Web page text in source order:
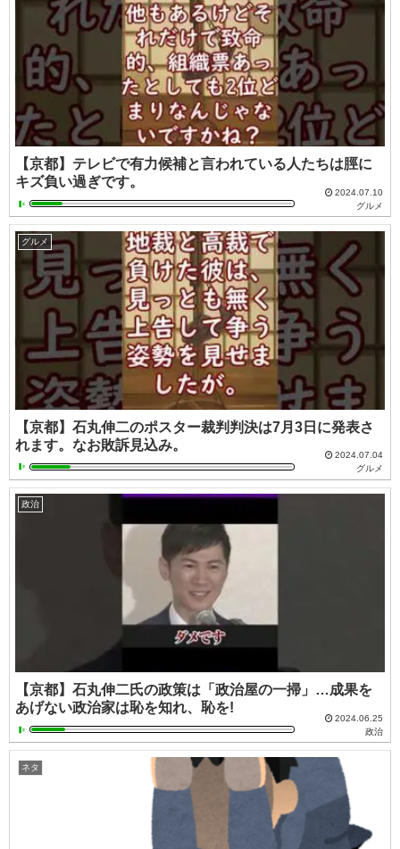
【京都】テレビで有力候補と言われている人たちは脛に
キズ負い過ぎです。
2024.07.10
グルメ
グルメ
【京都】石丸伸二のポスター裁判判決は7月3日に発表さ
れます。なお敗訴見込み。
2024.07.04
グルメ
政治
【京都】石丸伸二氏の政策は「政治屋の一掃」…成果を
あげない政治家は恥を知れ、恥を!
2024.06.25
政治
ネタ